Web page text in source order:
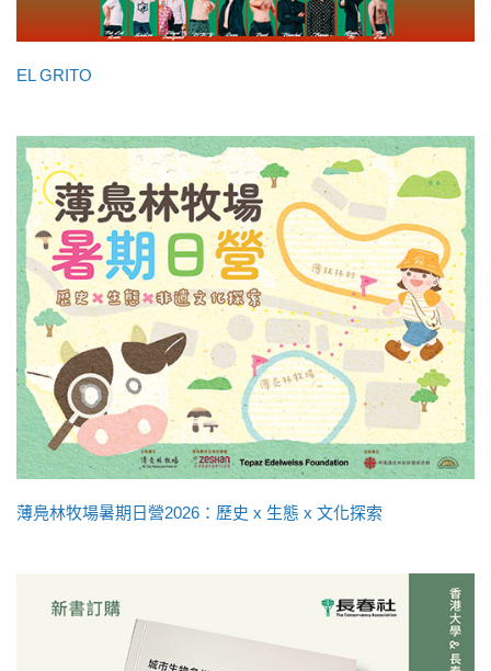
EL GRITO
薄鳧林牧場暑期日營2026：歷史 x 生態 x 文化探索